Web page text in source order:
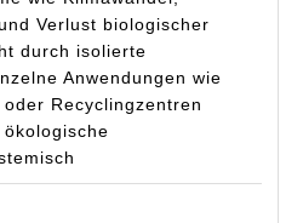
Verlust biologischer
durch isolierte
Anwendungen wie
Recyclingzentren